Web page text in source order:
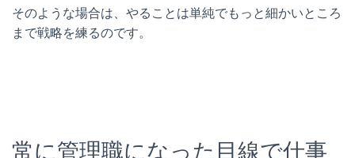
そのような場合は、やることは単純でもっと細かいところ
まで戦略を練るのです。
常に管理職になった目線で仕事